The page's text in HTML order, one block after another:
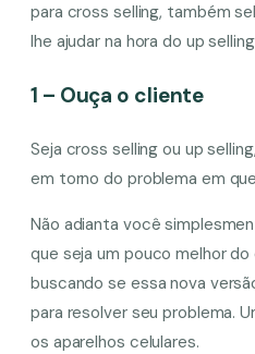
para cross selling, também
lhe ajudar na hora do up
1 – Ouça o cliente
Seja cross selling ou up
em torno do problema em
Não adianta você
que seja um pouco melhor
buscando se essa nova
para resolver seu problema.
os aparelhos celulares.